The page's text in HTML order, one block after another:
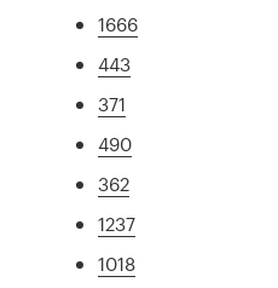
1666
443
371
490
362
1237
1018